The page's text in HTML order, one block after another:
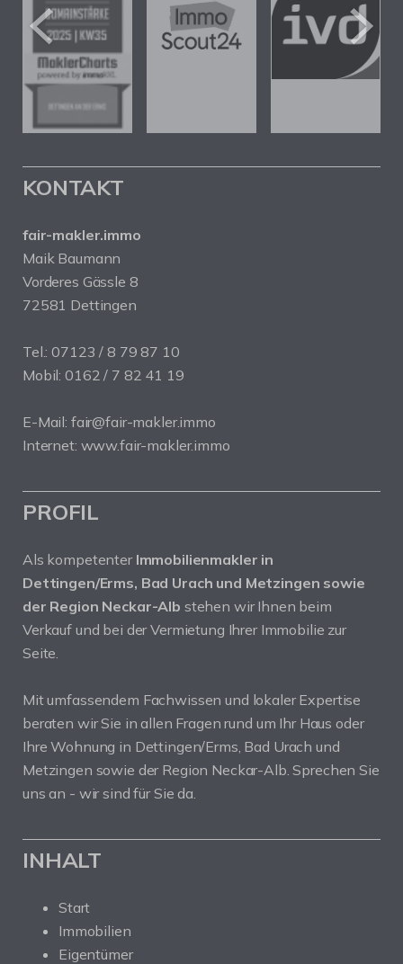
KONTAKT
fair-makler.immo
Maik Baumann
Vorderes Gässle 8
72581 Dettingen
Tel.: 07123 / 8 79 87 10
Mobil: 0162 / 7 82 41 19
E-Mail: fair@fair-makler.immo
Internet: www.fair-makler.immo
PROFIL
Als kompetenter Immobilienmakler in
Dettingen/Erms, Bad Urach und Metzingen sowie
der Region Neckar-Alb stehen wir Ihnen beim
Verkauf und bei der Vermietung Ihrer Immobilie zur
Seite.
Mit umfassendem Fachwissen und lokaler Expertise
beraten wir Sie in allen Fragen rund um Ihr Haus oder
Ihre Wohnung in Dettingen/Erms, Bad Urach und
Metzingen sowie der Region Neckar-Alb. Sprechen Sie
uns an - wir sind für Sie da.
INHALT
Start
Immobilien
Eigentümer